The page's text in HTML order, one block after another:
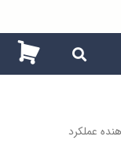
عملکرد